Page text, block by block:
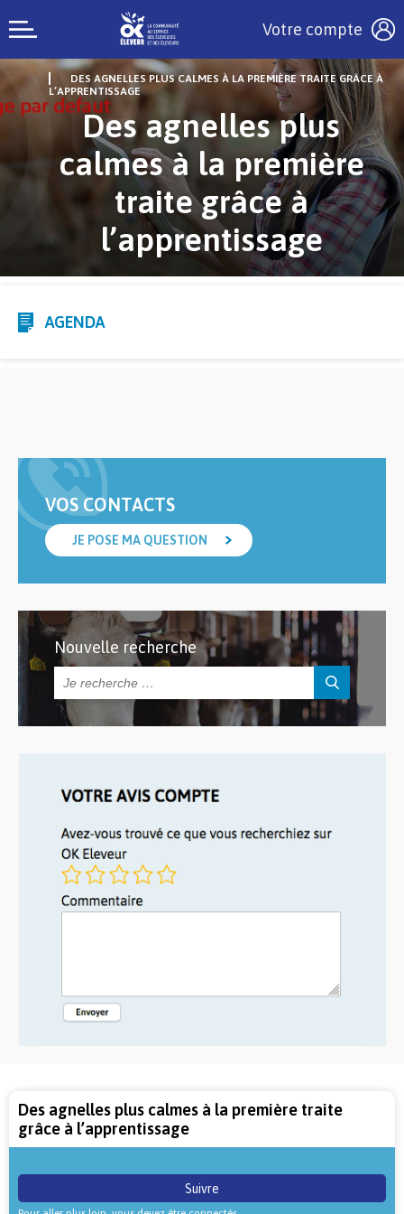
Votre compte
DES AGNELLES PLUS CALMES À LA PREMIÈRE TRAITE GRÂCE À
L’APPRENTISSAGE
Des agnelles plus
calmes à la première
traite grâce à
l’apprentissage
AGENDA
VOS CONTACTS
JE POSE MA QUESTION
Nouvelle recherche
Des agnelles plus calmes à la première traite
grâce à l’apprentissage
Suivre